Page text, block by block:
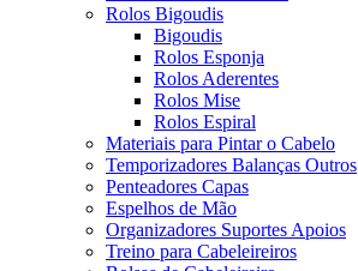
Rolos Bigoudis
Bigoudis
Rolos Esponja
Rolos Aderentes
Rolos Mise
Rolos Espiral
Materiais para Pintar o Cabelo
Temporizadores Balanças Outros
Penteadores Capas
Espelhos de Mão
Organizadores Suportes Apoios
Treino para Cabeleireiros